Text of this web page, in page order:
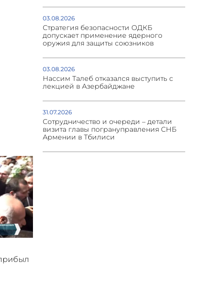
03.08.2026
Стратегия безопасности ОДКБ
допускает применение ядерного
оружия для защиты союзников
03.08.2026
Нассим Талеб отказался выступить с
лекцией в Азербайджане
31.07.2026
Сотрудничество и очереди – детали
визита главы погрануправления СНБ
Армении в Тбилиси